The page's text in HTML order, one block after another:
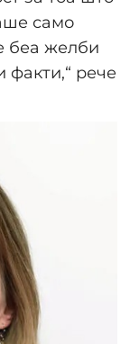
само
беа желби
факти,“ рече